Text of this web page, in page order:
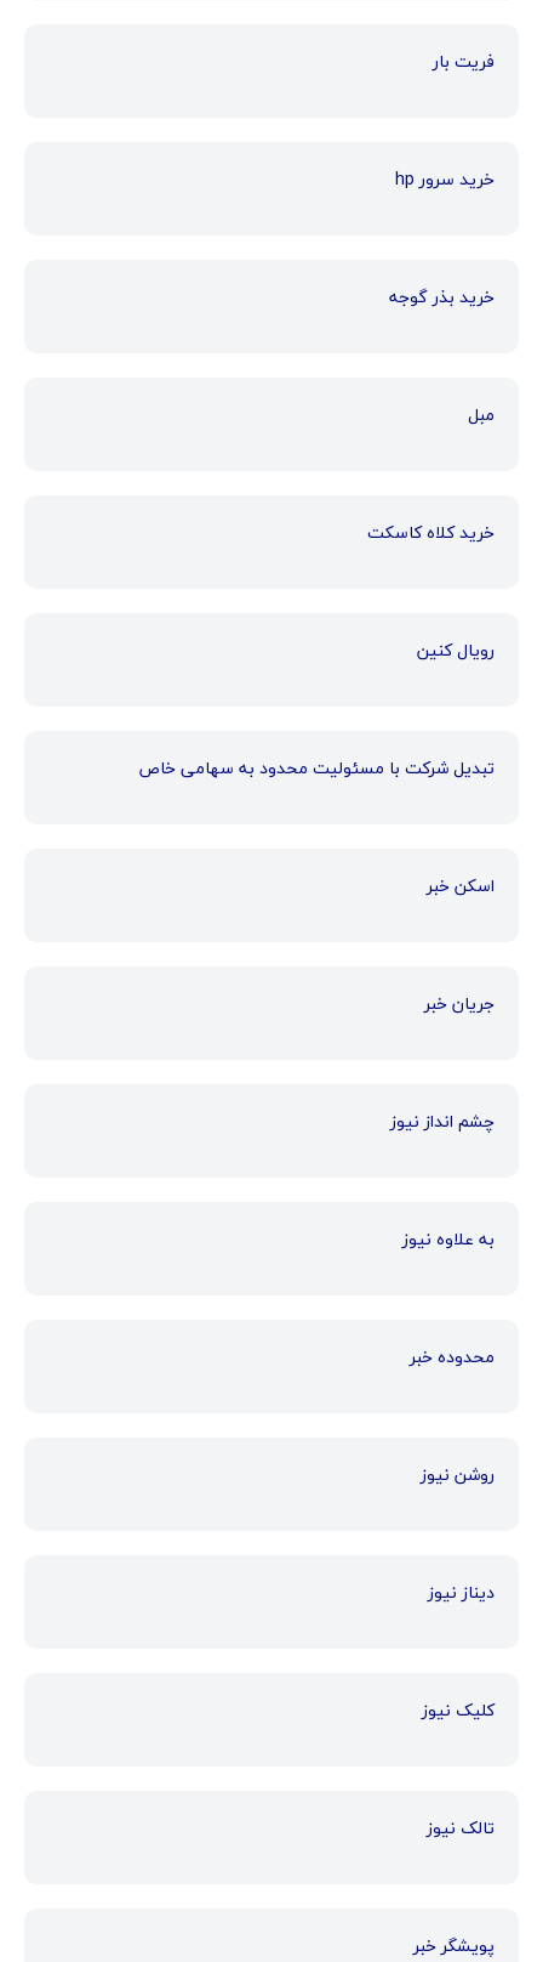
فریت بار
خرید سرور hp
خرید بذر گوجه
مبل
خرید کلاه کاسکت
رویال کنین
تبدیل شرکت با مسئولیت محدود به سهامی خاص
اسکن خبر
جریان خبر
چشم انداز نیوز
به علاوه نیوز
محدوده خبر
روشن نیوز
دیناز نیوز
کلیک نیوز
تالک نیوز
پویشگر خبر